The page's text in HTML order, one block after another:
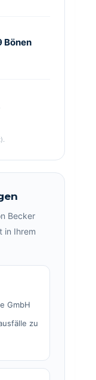
Bönen
Becker
in Ihrem
GmbH
zu